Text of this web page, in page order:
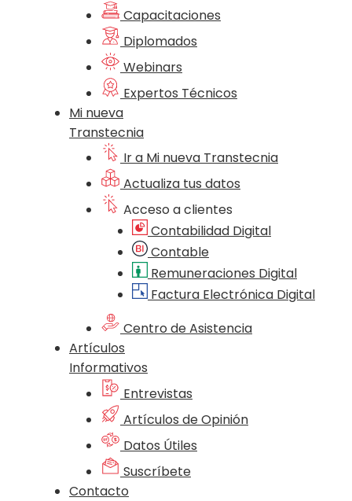
Capacitaciones
Diplomados
Webinars
Expertos Técnicos
Mi nueva
Transtecnia
Ir a Mi nueva Transtecnia
Actualiza tus datos
Acceso a clientes
Contabilidad Digital
Contable
Remuneraciones Digital
Factura Electrónica Digital
Centro de Asistencia
Artículos
Informativos
Entrevistas
Artículos de Opinión
Datos Útiles
Suscríbete
Contacto